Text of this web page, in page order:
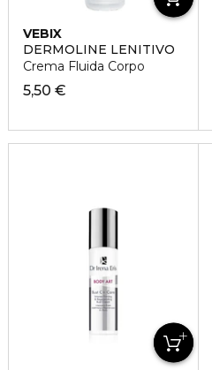
VEBIX
DERMOLINE LENITIVO
Crema Fluida Corpo
5,50 €